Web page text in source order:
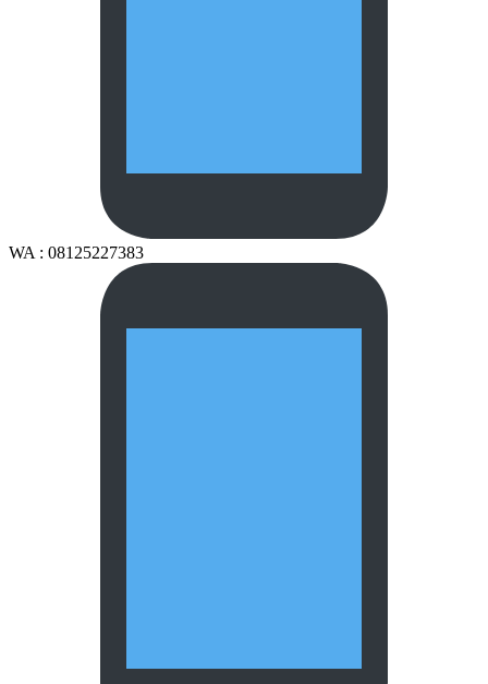
WA : 08125227383